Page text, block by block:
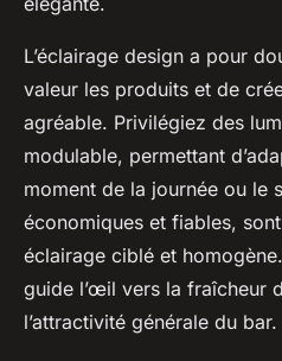
L’éclairage design a pour
valeur les produits et de
agréable. Privilégiez des
modulable, permettant
moment de la journée ou le
économiques et fiables,
éclairage ciblé et
guide l’œil vers la fraîcheur
l’attractivité générale du bar.